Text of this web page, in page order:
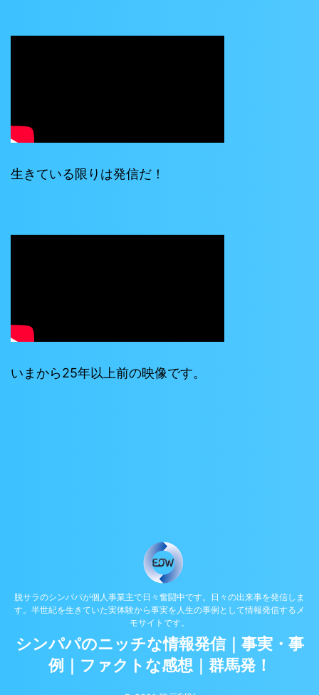
生きている限りは発信だ！
いまから25年以上前の映像です。
脱サラのシンパパが個人事業主で日々奮闘中です。日々の出来事を発信しま
す。半世紀を生きていた実体験から事実を人生の事例として情報発信するメ
モサイトです。
シンパパのニッチな情報発信｜事実・事
例｜ファクトな感想｜群馬発！